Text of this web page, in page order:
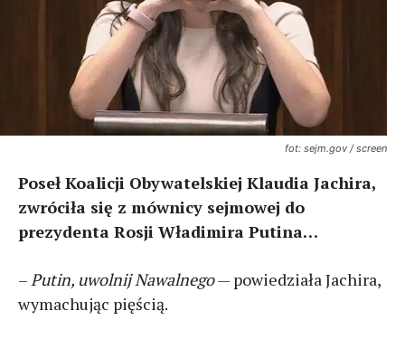
fot: sejm.gov / screen
Poseł Koalicji Obywatelskiej Klaudia Jachira,
zwróciła się z mównicy sejmowej do
prezydenta Rosji Władimira Putina…
– Putin, uwolnij Nawalnego— powiedziała Jachira,
wymachując pięścią.